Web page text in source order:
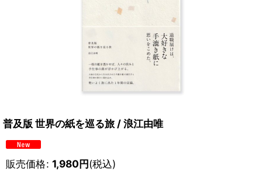
普及版 世界の紙を巡る旅 / 浪江由唯
販売価格: 1,980円(税込)